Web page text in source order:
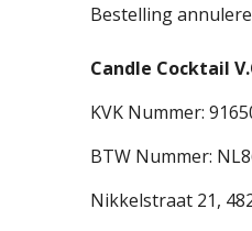
Bestelling
Candle Cocktail
KVK Nummer:
BTW Nummer:
Nikkelstraat 21,